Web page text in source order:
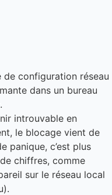
introuvable en
le blocage vient de
panique, c’est plus
chiffres, comme
sur le réseau local